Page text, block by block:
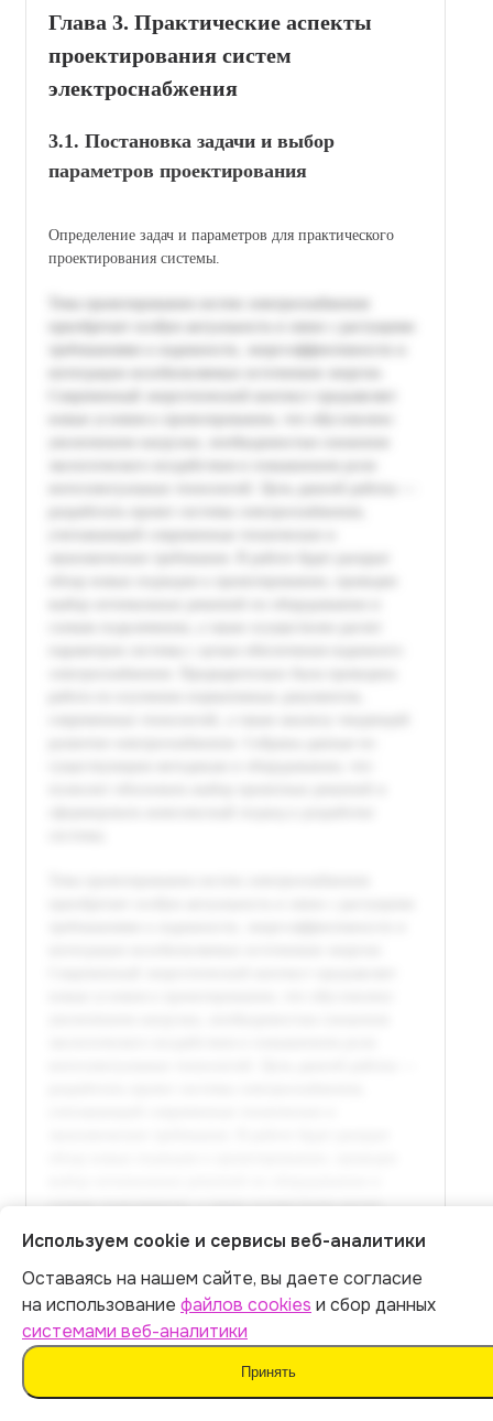
Глава 3. Практические аспекты
проектирования систем
электроснабжения
3.1. Постановка задачи и выбор
параметров проектирования
Определение задач и параметров для практического
проектирования системы.
Полный текст доступен
в расширенной версии
Оплатить 449 р.
Итог:449р.
Оплатить
Используем cookie и сервисы веб-аналитики
Оставаясь на нашем сайте, вы даете согласие
на использование файлов cookies и сбор данных
системами веб-аналитики
Принять